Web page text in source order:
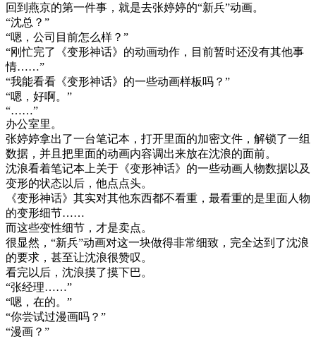
回到燕京的第一件事，就是去张婷婷的“新兵”动画。
“沈总？”
“嗯，公司目前怎么样？”
“刚忙完了《变形神话》的动画动作，目前暂时还没有其他事
情……”
“我能看看《变形神话》的一些动画样板吗？”
“嗯，好啊。”
“……”
办公室里。
张婷婷拿出了一台笔记本，打开里面的加密文件，解锁了一组
数据，并且把里面的动画内容调出来放在沈浪的面前。
沈浪看着笔记本上关于《变形神话》的一些动画人物数据以及
变形的状态以后，他点点头。
《变形神话》其实对其他东西都不看重，最看重的是里面人物
的变形细节……
而这些变性细节，才是卖点。
很显然，“新兵”动画对这一块做得非常细致，完全达到了沈浪
的要求，甚至让沈浪很赞叹。
看完以后，沈浪摸了摸下巴。
“张经理……”
“嗯，在的。”
“你尝试过漫画吗？”
“漫画？”